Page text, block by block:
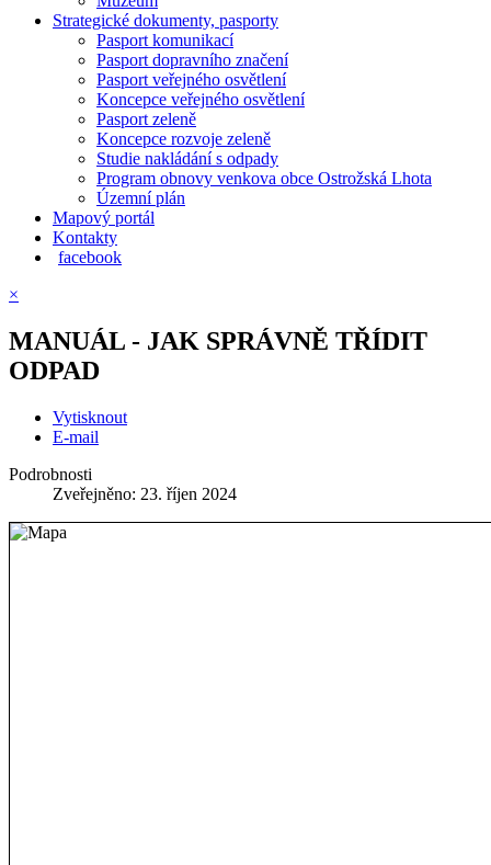
Strategické dokumenty, pasporty
Pasport komunikací
Pasport dopravního značení
Pasport veřejného osvětlení
Koncepce veřejného osvětlení
Pasport zeleně
Koncepce rozvoje zeleně
Studie nakládání s odpady
Program obnovy venkova obce Ostrožská Lhota
Územní plán
Mapový portál
Kontakty
facebook
×
MANUÁL - JAK SPRÁVNĚ TŘÍDIT
ODPAD
Vytisknout
E-mail
Podrobnosti
Zveřejněno: 23. říjen 2024